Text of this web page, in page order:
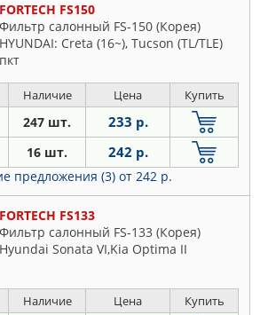
FORTECH FS150
Фильтр салонный FS-150 (Корея)
HYUNDAI: Creta (16~), Tucson (TL/TLE)
пкт
Наличие Цена Купить
247 шт. 233 р.
16 шт. 242 р.
предложения (3) от 242 р.
FORTECH FS133
Фильтр салонный FS-133 (Корея)
Hyundai Sonata VI,Kia Optima II
Наличие Цена Купить